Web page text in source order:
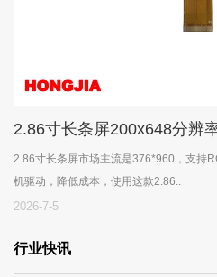
2.86寸长条屏200x648分辨
2.86寸长条屏市场主流是376*960，支持
机驱动，降低成本，使用这款2.86..
2026-7-5
行业快讯